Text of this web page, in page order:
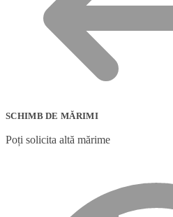
SCHIMB DE MĂRIMI
Poți solicita altă mărime